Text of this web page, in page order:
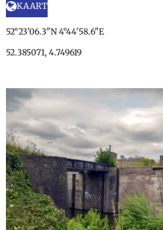
KAART
52°23'06.3"N 4°44'58.6"E
52.385071, 4.749619